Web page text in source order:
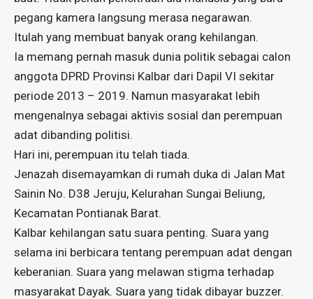
pegang kamera langsung merasa negarawan.
Itulah yang membuat banyak orang kehilangan.
Ia memang pernah masuk dunia politik sebagai calon
anggota DPRD Provinsi Kalbar dari Dapil VI sekitar
periode 2013 – 2019. Namun masyarakat lebih
mengenalnya sebagai aktivis sosial dan perempuan
adat dibanding politisi.
Hari ini, perempuan itu telah tiada.
Jenazah disemayamkan di rumah duka di Jalan Mat
Sainin No. D38 Jeruju, Kelurahan Sungai Beliung,
Kecamatan Pontianak Barat.
Kalbar kehilangan satu suara penting. Suara yang
selama ini berbicara tentang perempuan adat dengan
keberanian. Suara yang melawan stigma terhadap
masyarakat Dayak. Suara yang tidak dibayar buzzer.